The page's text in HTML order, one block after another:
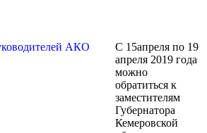
С 15апреля по 19
апреля 2019 года
можно
обратиться к
заместителям
Губернатора
Кемеровской